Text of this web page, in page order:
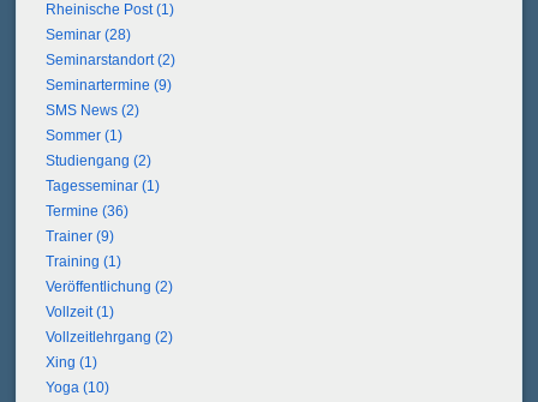
Rheinische Post (1)
Seminar (28)
Seminarstandort (2)
Seminartermine (9)
SMS News (2)
Sommer (1)
Studiengang (2)
Tagesseminar (1)
Termine (36)
Trainer (9)
Training (1)
Veröffentlichung (2)
Vollzeit (1)
Vollzeitlehrgang (2)
Xing (1)
Yoga (10)